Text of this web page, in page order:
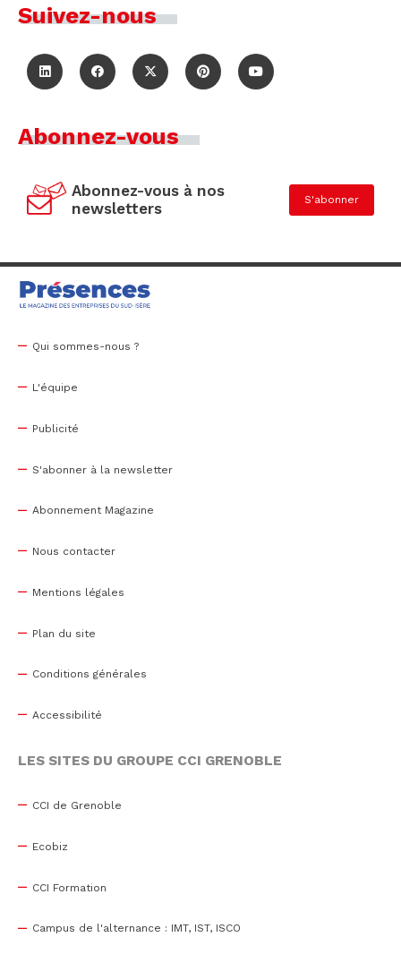
Suivez-nous
Abonnez-vous
Abonnez-vous à nos
newsletters
S'abonner
Qui sommes-nous ?
L'équipe
Publicité
S'abonner à la newsletter
Abonnement Magazine
Nous contacter
Mentions légales
Plan du site
Conditions générales
Accessibilité
LES SITES DU GROUPE CCI GRENOBLE
CCI de Grenoble
Ecobiz
CCI Formation
Campus de l'alternance : IMT, IST, ISCO